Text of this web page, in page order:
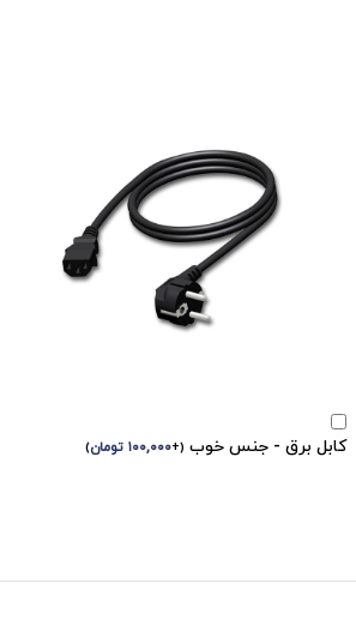
کابل برق - جنس خوب (
+۱۰۰,۰۰۰ تومان)